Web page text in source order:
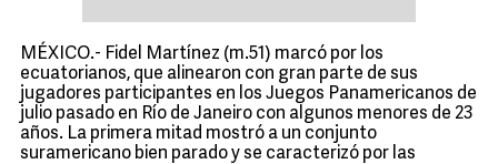
MÉXICO.- Fidel Martínez (m.51) marcó por los
ecuatorianos, que alinearon con gran parte de sus
jugadores participantes en los Juegos Panamericanos de
julio pasado en Río de Janeiro con algunos menores de 23
años. La primera mitad mostró a un conjunto
suramericano bien parado y se caracterizó por las